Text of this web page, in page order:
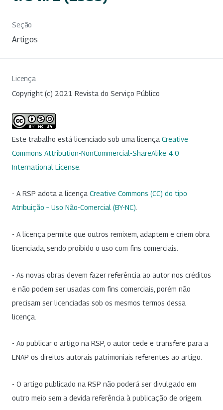
Seção
Artigos
Licença
Copyright (c) 2021 Revista do Serviço Público
Este trabalho está licenciado sob uma licença Creative
Commons Attribution-NonCommercial-ShareAlike 4.0
International License
- A RSP adota a licença Creative Commons (CC) do tipo
Atribuição – Uso Não-Comercial (BY-NC)
- A licença permite que outros remixem, adaptem e criem obra
licenciada, sendo proibido o uso com fins comerciais.
- As novas obras devem fazer referência ao autor nos créditos
e não podem ser usadas com fins comerciais, porém não
precisam ser licenciadas sob os mesmos termos dessa
licença.
- Ao publicar o artigo na RSP, o autor cede e transfere para a
ENAP os direitos autorais patrimoniais referentes ao artigo.
- O artigo publicado na RSP não poderá ser divulgado em
outro meio sem a devida referência à publicação de origem.